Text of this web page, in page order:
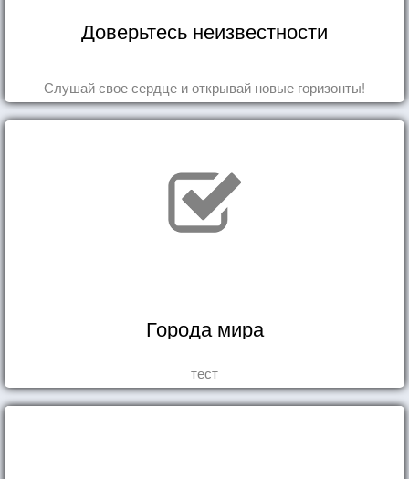
Доверьтесь неизвестности
Слушай свое сердце и открывай новые горизонты!
Города мира
тест